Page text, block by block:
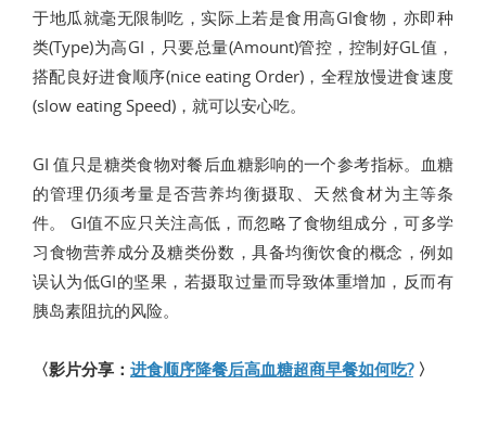
于地瓜就毫无限制吃，实际上若是食用高GI食物，亦即种
类(Type)为高GI，只要总量(Amount)管控，控制好GL值，
搭配良好进食顺序(nice eating Order)，全程放慢进食速度
(slow eating Speed)，就可以安心吃。
GI 值只是糖类食物对餐后血糖影响的一个参考指标。血糖
的管理仍须考量是否营养均衡摄取、天然食材为主等条
件。 GI值不应只关注高低，而忽略了食物组成分，可多学
习食物营养成分及糖类份数，具备均衡饮食的概念，例如
误认为低GI的坚果，若摄取过量而导致体重增加，反而有
胰岛素阻抗的风险。
〈影片分享： 进食顺序降餐后高血糖超商早餐如何吃?〉